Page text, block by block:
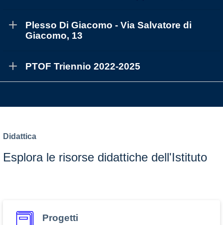
Plesso Di Giacomo - Via Salvatore di
Giacomo, 13
PTOF Triennio 2022-2025
Didattica
Esplora le risorse didattiche dell'Istituto
Progetti